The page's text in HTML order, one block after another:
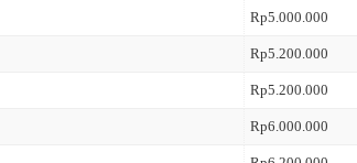
Rp5.000.000
Rp5.200.000
Rp5.200.000
Rp6.000.000